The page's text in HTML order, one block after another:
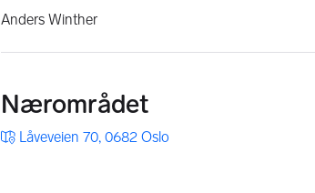
Anders Winther
Nærområdet
Låveveien 70, 0682 Oslo